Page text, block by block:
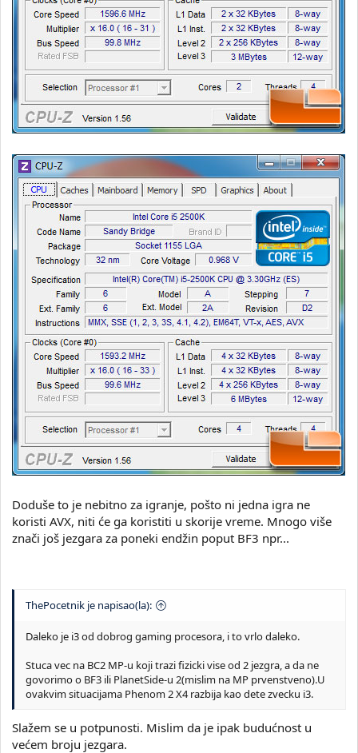
Doduše to je nebitno za igranje, pošto ni jedna igra ne
koristi AVX, niti će ga koristiti u skorije vreme. Mnogo više
znači još jezgara za poneki endžin poput BF3 npr...
ThePocetnik je napisao(la):
Daleko je i3 od dobrog gaming procesora, i to vrlo daleko.
Stuca vec na BC2 MP-u koji trazi fizicki vise od 2 jezgra, a da ne
govorimo o BF3 ili PlanetSide-u 2(mislim na MP prvenstveno).U
ovakvim situacijama Phenom 2 X4 razbija kao dete zvecku i3.
Slažem se u potpunosti. Mislim da je ipak budućnost u
većem broju jezgara.